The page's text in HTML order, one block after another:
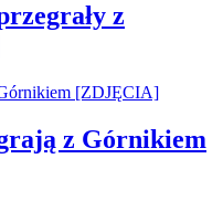
z
z Górnikiem